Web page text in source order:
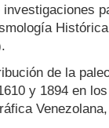
de la
y 1894 en